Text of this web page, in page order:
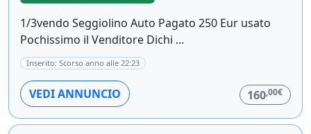
1/3vendo Seggiolino Auto Pagato 250 Eur usato
Pochissimo il Venditore Dichi ...
Inserito: Scorso anno alle 22:23
VEDI ANNUNCIO 160,00€